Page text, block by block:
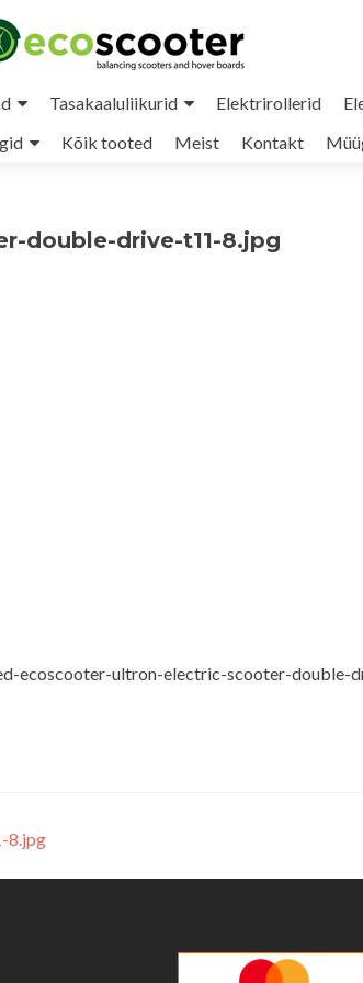
Tasakaaluliikurid Elektrirollerid
Kõik tooted Meist Kontakt
double-drive-t11-8.jpg
ecoscooter-ultron-electric-scooter-double-
8.jpg